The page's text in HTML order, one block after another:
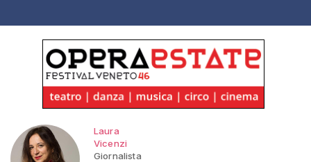
Laura
Vicenzi
Giornalista